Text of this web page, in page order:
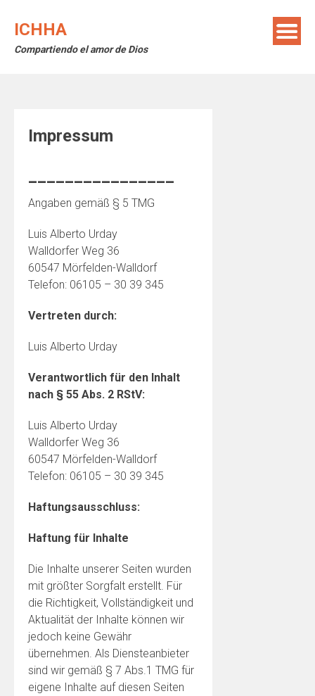
ICHHA
Compartiendo el amor de Dios
Impressum
Angaben gemäß § 5 TMG
Luis Alberto Urday
Walldorfer Weg 36
60547 Mörfelden-Walldorf
Telefon: 06105 – 30 39 345
Vertreten durch:
Luis Alberto Urday
Verantwortlich für den Inhalt
nach § 55 Abs. 2 RStV:
Luis Alberto Urday
Walldorfer Weg 36
60547 Mörfelden-Walldorf
Telefon: 06105 – 30 39 345
Haftungsausschluss:
Haftung für Inhalte
Die Inhalte unserer Seiten wurden
mit größter Sorgfalt erstellt. Für
die Richtigkeit, Vollständigkeit und
Aktualität der Inhalte können wir
jedoch keine Gewähr
übernehmen. Als Diensteanbieter
sind wir gemäß § 7 Abs.1 TMG für
eigene Inhalte auf diesen Seiten